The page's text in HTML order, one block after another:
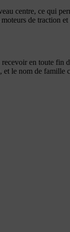
centre, ce qui
de traction et
en toute fin
, et le nom de famille